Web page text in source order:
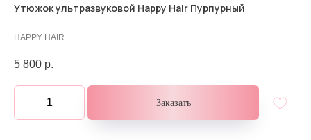
Утюжок ультразвуковой Happy Hair Пурпурный
HAPPY HAIR
5 800 р.
Заказать